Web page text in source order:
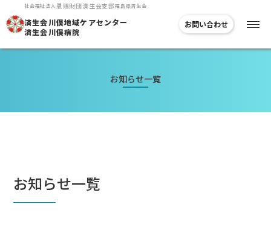
社会福祉法人 恩賜財団済生会支部福島県済生会
済生会川俣地域ケアセンター
済生会川俣病院
お問い合わせ
お知らせ一覧
お知らせ一覧